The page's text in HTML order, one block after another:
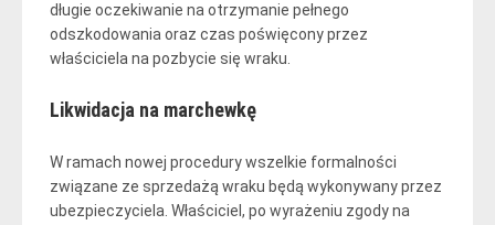
długie oczekiwanie na otrzymanie pełnego
odszkodowania oraz czas poświęcony przez
właściciela na pozbycie się wraku.
Likwidacja na marchewkę
W ramach nowej procedury wszelkie formalności
związane ze sprzedażą wraku będą wykonywany przez
ubezpieczyciela. Właściciel, po wyrażeniu zgody na